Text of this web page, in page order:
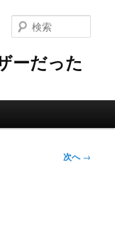
ーだった
索
次へ→